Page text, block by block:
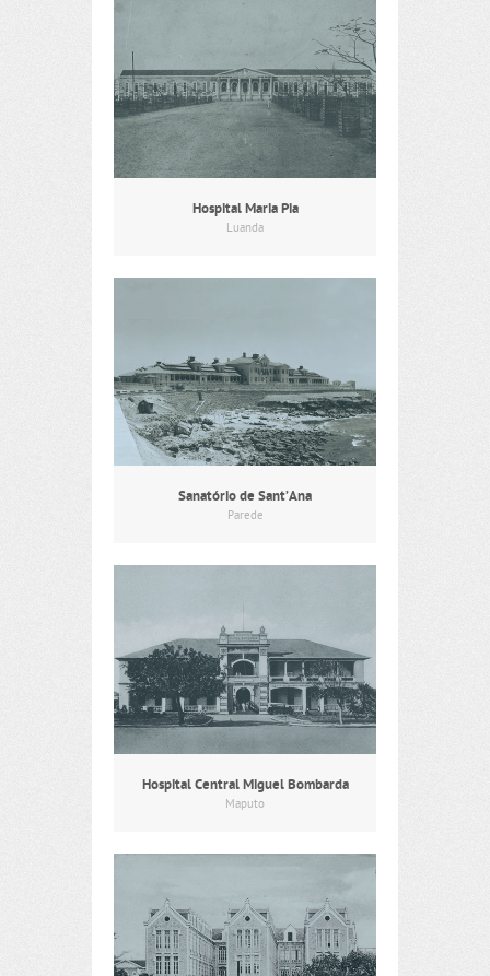
Hospital Maria Pia
Luanda
Sanatório de Sant’Ana
Parede
Hospital Central Miguel Bombarda
Maputo